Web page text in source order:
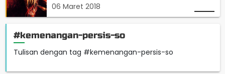
06 Maret 2018
#kemenangan-persis-so
Tulisan dengan tag #kemenangan-persis-so